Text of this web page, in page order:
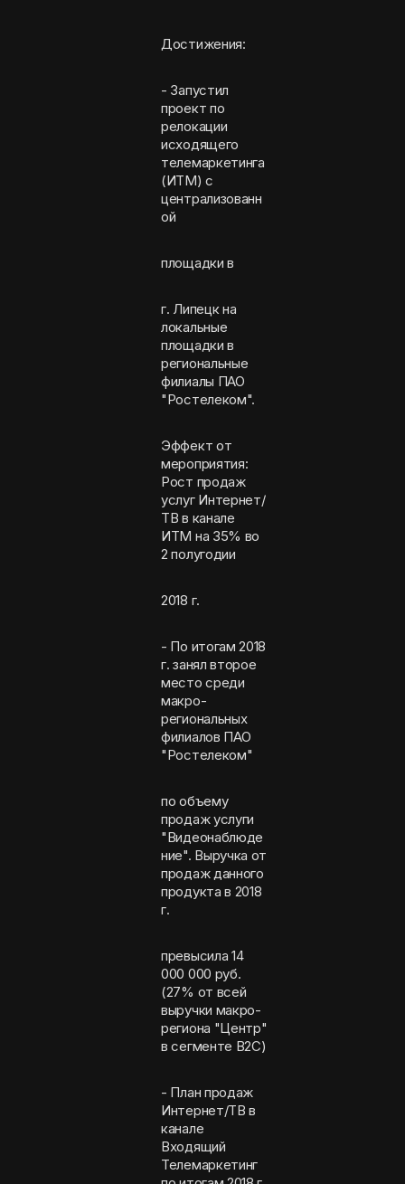
Достижения:
- Запустил
проект по
релокации
исходящего
телемаркетинга
(ИТМ) с
централизованн
ой
площадки в
г. Липецк на
локальные
площадки в
региональные
филиалы ПАО
"Ростелеком".
Эффект от
мероприятия:
Рост продаж
услуг Интернет/
ТВ в канале
ИТМ на 35% во
2 полугодии
2018 г.
- По итогам 2018
г. занял второе
место среди
макро-
региональных
филиалов ПАО
"Ростелеком"
по объему
продаж услуги
"Видеонаблюде
ние". Выручка от
продаж данного
продукта в 2018
г.
превысила 14
000 000 руб.
(27% от всей
выручки макро-
региона "Центр"
в сегменте В2С)
- План продаж
Интернет/ТВ в
канале
Входящий
Телемаркетинг